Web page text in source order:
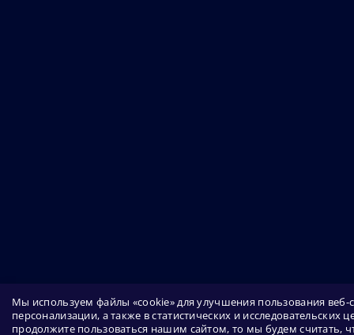
Мы используем файлы «cookie» для улучшения пользования веб-
персонализации, а также в статистических и исследовательских
продолжите пользоваться нашим сайтом, то мы будем считать,